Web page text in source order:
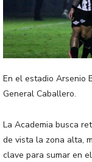
En el estadio Arsenio
General Caballero.
La Academia busca
de vista la zona alta,
clave para sumar en